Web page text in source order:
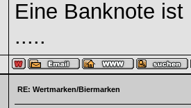
Eine Banknote
.....
RE: Wertmarken/Biermarken